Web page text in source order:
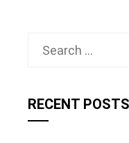
RECENT POSTS